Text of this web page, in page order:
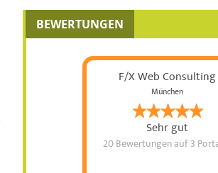
BEWERTUNGEN
F/X Web Consulting
München
Sehr gut
20 Bewertungenauf 3